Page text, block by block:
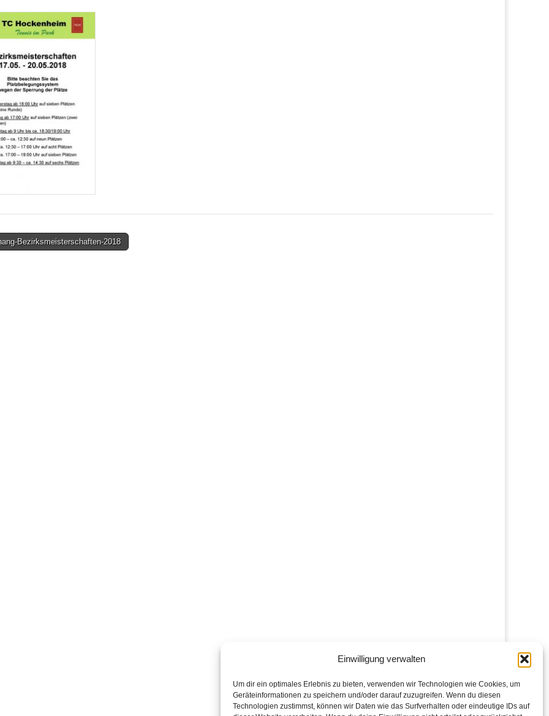
Einwilligung verwalten
Um dir ein optimales Erlebnis zu bieten, verwenden wir Technologien wie Cookies, um
Geräteinformationen zu speichern und/oder darauf zuzugreifen. Wenn du diesen
Technologien zustimmst, können wir Daten wie das Surfverhalten oder eindeutige IDs auf
Bezirksmeisterschaften-2018